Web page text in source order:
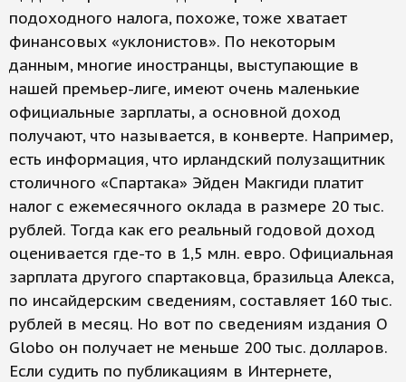
подоходного налога, похоже, тоже хватает
финансовых «уклонистов». По некоторым
данным, многие иностранцы, выступающие в
нашей премьер-лиге, имеют очень маленькие
официальные зарплаты, а основной доход
получают, что называется, в конверте. Например,
есть информация, что ирландский полузащитник
столичного «Спартака» Эйден Макгиди платит
налог с ежемесячного оклада в размере 20 тыс.
рублей. Тогда как его реальный годовой доход
оценивается где-то в 1,5 млн. евро. Официальная
зарплата другого спартаковца, бразильца Алекса,
по инсайдерским сведениям, составляет 160 тыс.
рублей в месяц. Но вот по сведениям издания O
Globo он получает не меньше 200 тыс. долларов.
Если судить по публикациям в Интернете,